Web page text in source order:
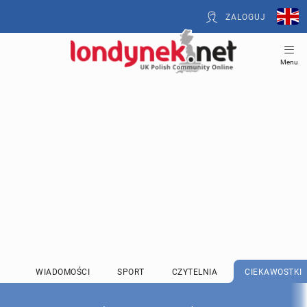
ZALOGUJ
Menu
WIADOMOŚCI SPORT CZYTELNIA CIEKAWOSTKI